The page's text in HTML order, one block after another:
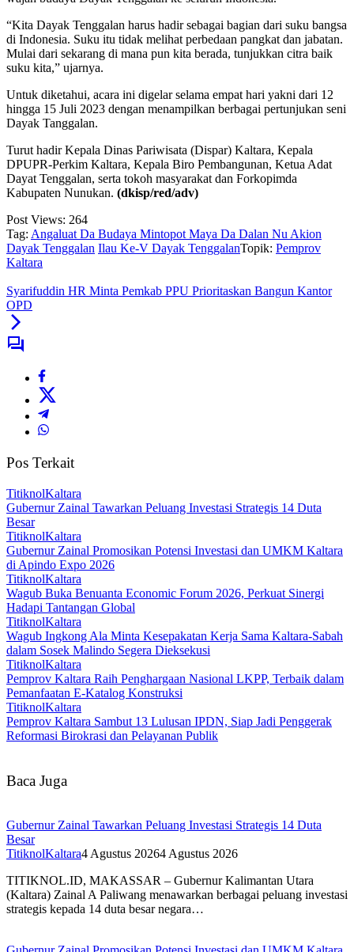
“Kita Dayak Tenggalan harus hadir sebagai bagian dari suku bangsa
di Indonesia. Suku itu tidak melihat perbedaan pangkat dan jabatan.
Mulai dari sekarang di mana pun kita berada, tunjukkan citra baik
suku kita,” ujarnya.
Untuk diketahui, acara ini digelar selama empat hari yakni dari 12
hingga 15 Juli 2023 dengan menampilkan berbagai pertunjukan seni
Dayak Tanggalan.
Turut hadir Kepala Dinas Pariwisata (Dispar) Kaltara, Kepala
DPUPR-Perkim Kaltara, Kepala Biro Pembangunan, Ketua Adat
Dayat Tenggalan, serta tokoh masyarakat dan Forkopimda
Kabupaten Nunukan. (dkisp/red/adv)
Post Views: 264
Tag: Angaluat Da Budaya Mintopot Maya Da Dalan Nu Akion
Dayak Tenggalan Ilau Ke-V Dayak TenggalanTopik: Pemprov
Kaltara
Syarifuddin HR Minta Pemkab PPU Prioritaskan Bangun Kantor
OPD
Pos Terkait
TitiknolKaltara
Gubernur Zainal Tawarkan Peluang Investasi Strategis 14 Duta
Besar
TitiknolKaltara
Gubernur Zainal Promosikan Potensi Investasi dan UMKM Kaltara
di Apindo Expo 2026
TitiknolKaltara
Wagub Buka Benuanta Economic Forum 2026, Perkuat Sinergi
Hadapi Tantangan Global
TitiknolKaltara
Wagub Ingkong Ala Minta Kesepakatan Kerja Sama Kaltara-Sabah
dalam Sosek Malindo Segera Dieksekusi
TitiknolKaltara
Pemprov Kaltara Raih Penghargaan Nasional LKPP, Terbaik dalam
Pemanfaatan E-Katalog Konstruksi
TitiknolKaltara
Pemprov Kaltara Sambut 13 Lulusan IPDN, Siap Jadi Penggerak
Reformasi Birokrasi dan Pelayanan Publik
Baca Juga
Gubernur Zainal Tawarkan Peluang Investasi Strategis 14 Duta
Besar
TitiknolKaltara4 Agustus 20264 Agustus 2026
TITIKNOL.ID, MAKASSAR – Gubernur Kalimantan Utara
(Kaltara) Zainal A Paliwang menawarkan berbagai peluang investasi
strategis kepada 14 duta besar negara…